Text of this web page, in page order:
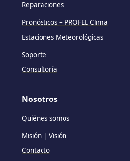
Reparaciones
Pronósticos – PROFEL Clima
Estaciones Meteorológicas
Soporte
Consultoría
Nosotros
Quiénes somos
Misión | Visión
Contacto